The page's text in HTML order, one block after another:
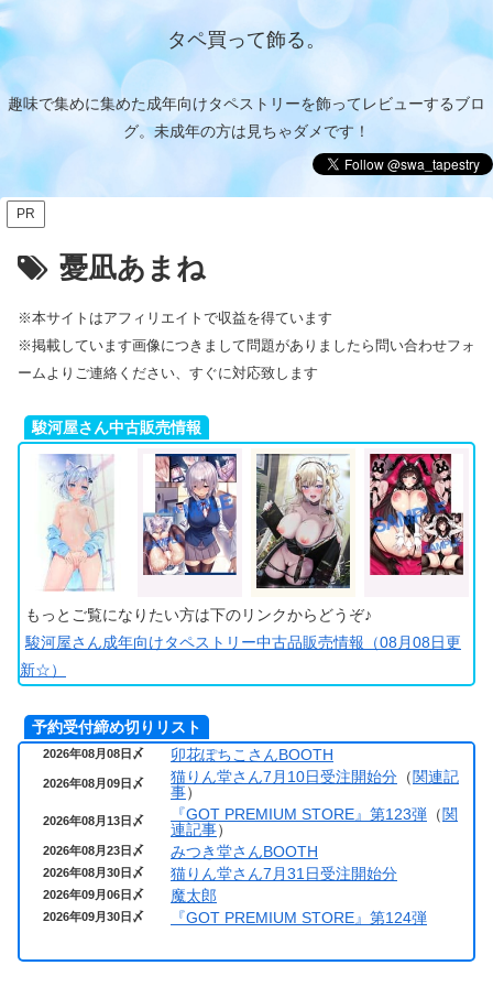
タペ買って飾る。
趣味で集めに集めた成年向けタペストリーを飾ってレビューするブロ
グ。未成年の方は見ちゃダメです！
PR
憂凪あまね
※本サイトはアフィリエイトで収益を得ています
※掲載しています画像につきまして問題がありましたら問い合わせフォ
ームよりご連絡ください、すぐに対応致します
駿河屋さん中古販売情報
もっとご覧になりたい方は下のリンクからどうぞ♪
駿河屋さん成年向けタペストリー中古品販売情報（08月08日更
新☆）
予約受付締め切りリスト
2026年08月08日〆 卯花ぽちこさんBOOTH
2026年08月09日〆 猫りん堂さん7月10日受注開始分 （関連記
事）
2026年08月13日〆 『GOT PREMIUM STORE』第123弾 （関
連記事）
2026年08月23日〆 みつき堂さんBOOTH
2026年08月30日〆 猫りん堂さん7月31日受注開始分
2026年09月06日〆 魔太郎
2026年09月30日〆 『GOT PREMIUM STORE』第124弾